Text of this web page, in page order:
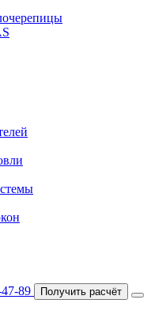
89 Получить расчёт